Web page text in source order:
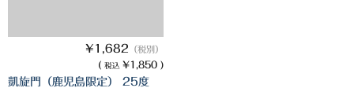
数量限定
¥1,682 （税別）
( 税込 ¥1,850 )
凱旋門（鹿児島限定） 25度